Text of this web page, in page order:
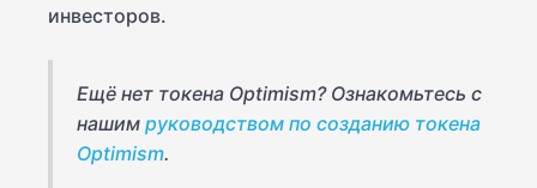
инвесторов.
Ещё нет токена Optimism? Ознакомьтесь с
нашим руководством по созданию токена
Optimism.